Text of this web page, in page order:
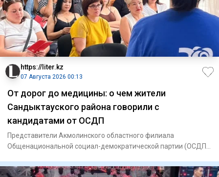
https://liter.kz
07 Августа 2026 00:13
От дорог до медицины: о чем жители
Сандыктауского района говорили с
кандидатами от ОСДП
Представители Акмолинского областного филиала
Общенациональной социал-демократической партии (ОСДП)